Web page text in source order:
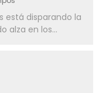
está disparando la
alza en los...